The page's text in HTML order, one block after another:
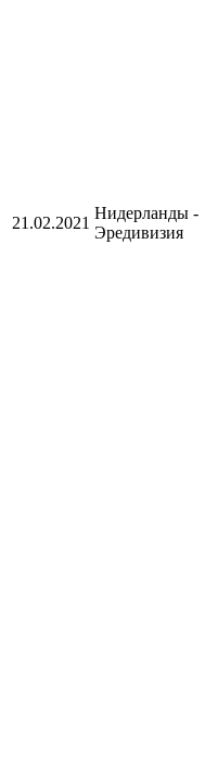
21.02.2021
Нидерланды -
Эредивизия